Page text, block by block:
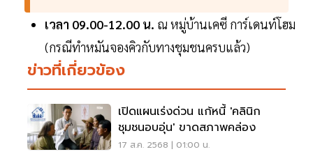
เวลา 09.00-12.00 น. ณ หมู่บ้านเคซี การ์เดนท์โฮม
(กรณีทำหมันจองคิวกับทางชุมชนครบแล้ว)
ข่าวที่เกี่ยวข้อง
เปิดแผนเร่งด่วน แก้หนี้ 'คลินิก
ชุมชนอบอุ่น' ขาดสภาพคล่อง
17 ส.ค. 2568 | 01:00 น.